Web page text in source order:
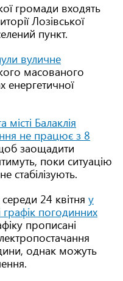
громади входять
Лозівської
пункт.
вуличне
масованого
енергетичної
Балаклія
не працює з 8
заощадити
поки ситуацію
стабілізують.
24 квітня у
графік погодинних
прописані
однак можуть